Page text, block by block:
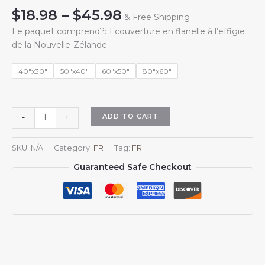
$18.98 – $45.98 Price
range:
$45.98
& Free Shipping
Le paquet comprend?: 1 couverture en flanelle à l’effigie
de la Nouvelle-Zélande
40"x30" 50"x40" 60"x50" 80"x60"
-
aux
armoiries
de
la
+ ADD TO CART
SKU: N/A Category: FR Tag: FR
Guaranteed Safe Checkout